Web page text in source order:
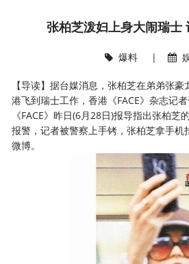
张柏芝泼妇上身大闹瑞士
爆料 |
【导读】据台媒消息，张柏芝在弟弟张
港飞到瑞士工作，香港《FACE》杂志记
《FACE》昨日(6月28日)报导指出张柏芝
报警，记者被警察上手铐，张柏芝拿手机
微博。